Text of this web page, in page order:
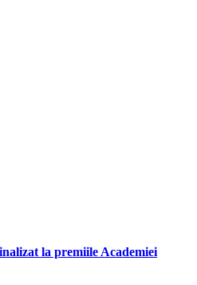
la premiile Academiei